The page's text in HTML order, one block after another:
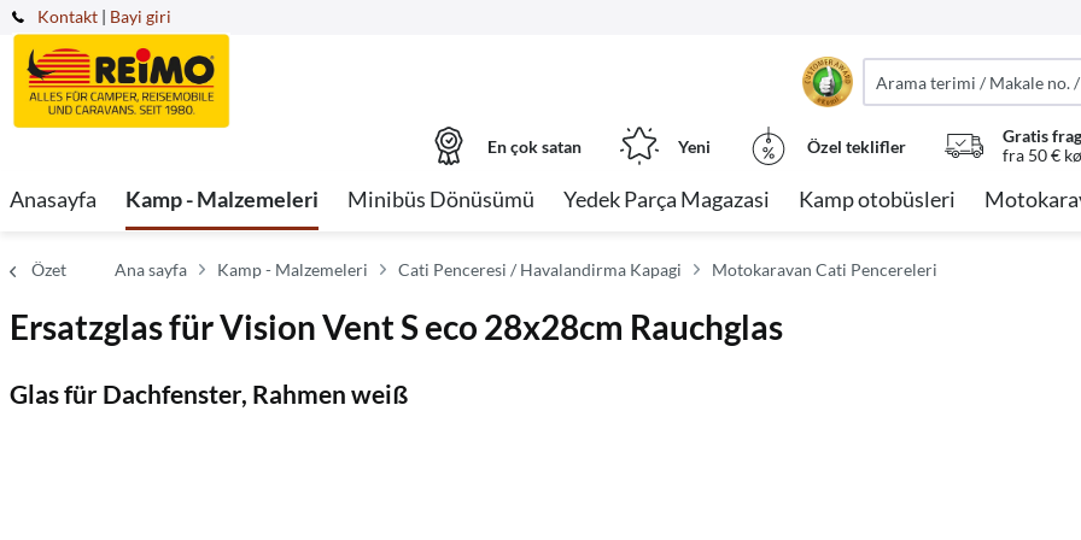
Kontakt | Bayi giri
En çok satan Yeni Özel teklifler
Gratis
fra 50 €
Anasayfa Kamp - Malzemeleri Minibüs Dönüsümü Yedek Parça Magazasi Kamp otobüsleri
Özet Ana sayfa Kamp - Malzemeleri Cati Penceresi / Havalandirma Kapagi Motokaravan Cati Pencereleri
Ersatzglas für Vision Vent S eco 28x28cm Rauchglas
Glas für Dachfenster, Rahmen weiß